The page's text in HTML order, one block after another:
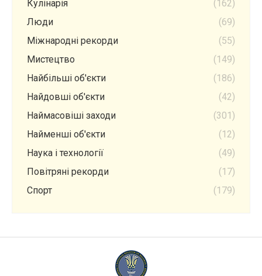
Кулінарія
(162)
Люди
(69)
Міжнародні рекорди
(55)
Мистецтво
(149)
Найбільші об'єкти
(186)
Найдовші об'єкти
(42)
Наймасовіші заходи
(301)
Найменші об'єкти
(12)
Наука і технології
(49)
Повітряні рекорди
(17)
Спорт
(179)